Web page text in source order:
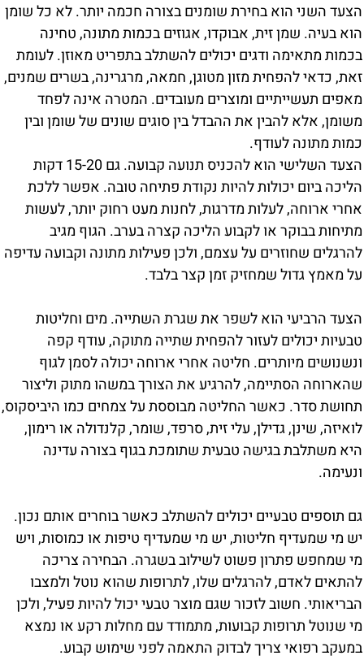
הצעד השני הוא בחירת שומנים בצורה חכמה יותר. לא כל שומן
הוא בעיה. שמן זית, אבוקדו, אגוזים בכמות מתונה, טחינה
בכמות מתאימה ודגים יכולים להשתלב בתפריט מאוזן. לעומת
זאת, כדאי להפחית מזון מטוגן, חמאה, מרגרינה, בשרים שמנים,
מאפים תעשייתיים ומוצרים מעובדים. המטרה אינה לפחד
משומן, אלא להבין את ההבדל בין סוגים שונים של שומן ובין
כמות מתונה לעודף.
הצעד השלישי הוא להכניס תנועה קבועה. גם 15-20 דקות
הליכה ביום יכולות להיות נקודת פתיחה טובה. אפשר ללכת
אחרי ארוחה, לעלות מדרגות, לחנות מעט רחוק יותר, לעשות
מתיחות בבוקר או לקבוע הליכה קצרה בערב. הגוף מגיב
להרגלים שחוזרים על עצמם, ולכן פעילות מתונה וקבועה עדיפה
על מאמץ גדול שמחזיק זמן קצר בלבד.
הצעד הרביעי הוא לשפר את שגרת השתייה. מים וחליטות
טבעיות יכולים לעזור להפחית שתייה מתוקה, עודף קפה
ונשנושים מיותרים. חליטה אחרי ארוחה יכולה לסמן לגוף
שהארוחה הסתיימה, להרגיע את הצורך במשהו מתוק וליצור
תחושת סדר. כאשר החליטה מבוססת על צמחים כמו היביסקוס,
לואיזה, שינן, גדילן, עלי זית, סרפד, שומר, קלנדולה או רימון,
היא משתלבת בגישה טבעית שתומכת בגוף בצורה עדינה
ונעימה.
גם תוספים טבעיים יכולים להשתלב כאשר בוחרים אותם נכון.
יש מי שמעדיף חליטות, יש מי שמעדיף טיפות או כמוסות, ויש
מי שמחפש פתרון פשוט לשילוב בשגרה. הבחירה צריכה
להתאים לאדם, להרגלים שלו, לתרופות שהוא נוטל ולמצבו
הבריאותי. חשוב לזכור שגם מוצר טבעי יכול להיות פעיל, ולכן
מי שנוטל תרופות קבועות, מתמודד עם מחלות רקע או נמצא
במעקב רפואי צריך לבדוק התאמה לפני שימוש קבוע.